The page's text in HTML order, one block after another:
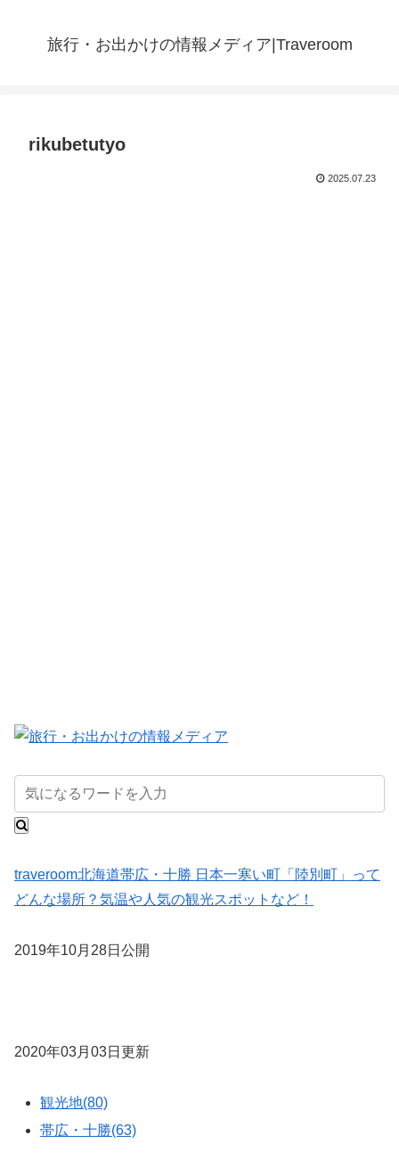
旅行・お出かけの情報メディア|Traveroom
rikubetutyo
2025.07.23
traveroom北海道帯広・十勝 日本一寒い町「陸別町」って
どんな場所？気温や人気の観光スポットなど！
2019年10月28日公開
2020年03月03日更新
観光地(80)
帯広・十勝(63)